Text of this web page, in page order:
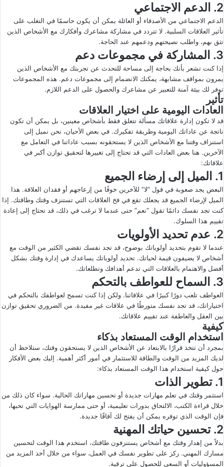
2. الدعم الاجتماعي
الدعم الاجتماعي من الأصدقاء أو العائلة يمكن أن يكون حاسمًا في التغلب على
تأثير العلاقات السلبية. لا تتردد في مشاركة مشاعرك وأفكارك مع الأشخاص الذين
تثق بهم، واطلب نصيحتهم ودعمهم عند الحاجة.
3. المشاركة في مجموعات دعم
إذا كنت تشعر بأنك بحاجة إلى مساحة للتحدث عن تجربتك مع الأشخاص الذين
يمرون بمواقف مشابهة، يمكنك الانضمام إلى مجموعات دعم. هذه المجموعات
توفر لك بيئة آمنة للتعبير عن مشاعرك والحصول على الدعم اللازم.
تأثير
العادات اليومية على اختيار العلاقات
قد لا تكون إدارة علاقاتك مسألة تتعلق فقط بأشخاص معينين، بل يمكن أن تكون
ناتجة عن عاداتك اليومية وطريقة تفكيرك. في بعض الأحيان، نحن نميل إلى
استنزاف وقتنا مع الأشخاص الذين لا يستحقونه بسبب عاداتنا في التعامل مع
الآخرين. هنا بعض العادات التي قد تحتاج إلى تغييرها لتحقيق توازن أكبر في
علاقاتك:
1. الميل إلى إرضاء الجميع
البعض يجد صعوبة في قول “لا” للآخرين خوفًا من إزعاجهم أو فقدان العلاقة. هذا
الميل لإرضاء الجميع قد يجعلك تقع في فخ العلاقات التي تستنزف وقتك وطاقتك. إذا
كنت تجد نفسك دائمًا تقول “نعم” حتى عندما لا ترغب في ذلك، قد تحتاج إلى إعادة
تقييم هذا السلوك.
2. عدم تحديد الأولويات
عندما لا تقوم بتحديد أولوياتك بوضوح، قد تجد نفسك تقضي الكثير من الوقت مع
أشخاص لا يضيفون قيمة لحياتك. تحديد أولوياتك يساعدك في إدارة وقتك بشكل
أفضل والاهتمام بالعلاقات التي تدعم أهدافك وتطلعاتك.
3. السماح للعواطف بالتحكم
العواطف تلعب دورًا كبيرًا في علاقاتنا. ولكن إذا كنت تسمح لعواطفك بالتحكم في
اختياراتك، قد تجد نفسك متورطًا في علاقات غير مفيدة. من الضروري تحقيق توازن
بين العقل والعاطفة عند تقييم علاقاتك.
كيفية
استخدام الوقت المستعاد بذكاء
بمجرد أن تتخذ قرارًا بالابتعاد عن الأشخاص الذين لا يستحقون وقتك، ستلاحظ أن
لديك المزيد من الوقت والطاقة للاستثمار في أمور أكثر أهمية. إليك بعض الأفكار
حول كيفية استخدام هذا الوقت المستعاد بذكاء:
1. تطوير الذات
استثمر وقتك في تعلم مهارات جديدة أو تحسين مهاراتك الحالية. سواء كان ذلك من
خلال قراءة الكتب، الالتحاق بدورات تعليمية، أو حتى ممارسة الهوايات التي تحبها،
فإن الوقت الذي توفره يمكن أن يفتح لك آفاقًا جديدة.
2. تحسين حياتك المهنية
بدلاً من إهدار وقتك مع أشخاص يستنزفون طاقتك، استخدم هذا الوقت لتحسين
مسارك المهني. ركز على تطوير نفسك في العمل، سواء من خلال أخذ المزيد من
المسؤوليات أو السعي للحصول على ترقية.